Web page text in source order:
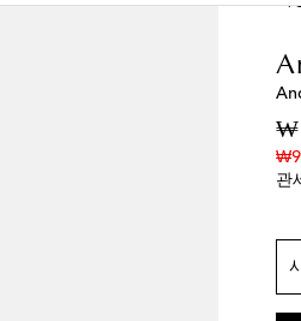
₩
관